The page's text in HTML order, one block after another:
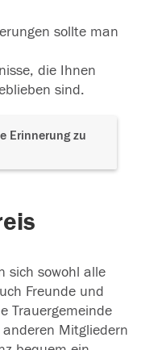
sollte man
die Ihnen
sind.
Erinnerung zu
sich sowohl alle
Freunde und
Trauergemeinde
Mitgliedern